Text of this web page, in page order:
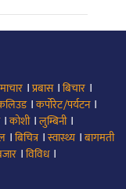
।प्रबास।बिचार ।
।कर्पोरेट/पर्यटन।
।कोशी।लुम्बिनी।
।बिचित्र।स्वास्थ्य ।बागमती
।विविध।